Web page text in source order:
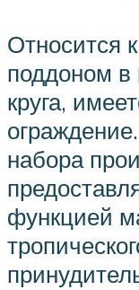
Относится
поддоном в
круга,
набора
функцией